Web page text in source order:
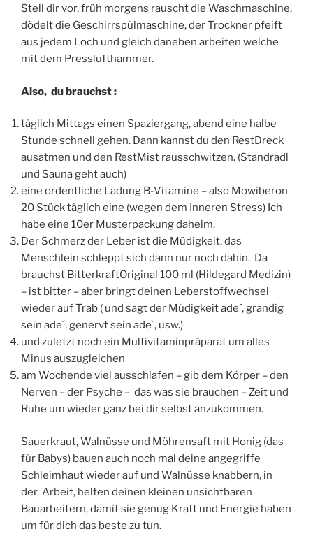
Stell dir vor, früh morgens rauscht die Waschmaschine,
dödelt die Geschirrspülmaschine, der Trockner pfeift
aus jedem Loch und gleich daneben arbeiten welche
mit dem Presslufthammer.
Also, du brauchst :
täglich Mittags einen Spaziergang, abend eine halbe
Stunde schnell gehen. Dann kannst du den RestDreck
ausatmen und den RestMist rausschwitzen. (Standradl
und Sauna geht auch)
eine ordentliche Ladung B-Vitamine – also Mowiberon
20 Stück täglich eine (wegen dem Inneren Stress) Ich
habe eine 10er Musterpackung daheim.
Der Schmerz der Leber ist die Müdigkeit, das
Menschlein schleppt sich dann nur noch dahin. Da
brauchst BitterkraftOriginal 100 ml (Hildegard Medizin)
– ist bitter – aber bringt deinen Leberstoffwechsel
wieder auf Trab ( und sagt der Müdigkeit ade´, grandig
sein ade´, genervt sein ade´, usw.)
und zuletzt noch ein Multivitaminpräparat um alles
Minus auszugleichen
am Wochende viel ausschlafen – gib dem Körper – den
Nerven – der Psyche – das was sie brauchen – Zeit und
Ruhe um wieder ganz bei dir selbst anzukommen.
Sauerkraut, Walnüsse und Möhrensaft mit Honig (das
für Babys) bauen auch noch mal deine angegriffe
Schleimhaut wieder auf und Walnüsse knabbern, in
der Arbeit, helfen deinen kleinen unsichtbaren
Bauarbeitern, damit sie genug Kraft und Energie haben
um für dich das beste zu tun.